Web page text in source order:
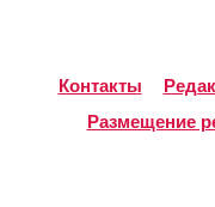
Контакты
Размещение